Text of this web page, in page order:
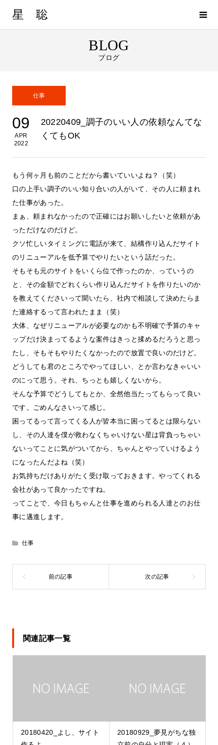
星 聡
BLOG
ブログ
仕事
09
APR
2022
20220409_調子のいい人の依頼なんてな
くてもOK
もう何ヶ月も前のことだから書いていいよね？（笑）
口の上手い調子のいい知り合いの人がいて、その人に頼まれ
た仕事があった。
まぁ、頼まれなかったので正確にはお願いしたいと依頼があ
っただけなのだけど。
クソ忙しいタイミングに電話が来て、結構作り込んだサイト
のリニューアルを低予算でやりたいという話だった。
そもそも元のサイトをいくら位で作ったのか、っていうの
と、その金額でどれくらい作り込んだサイトを作りたいのか
を教えてくださいって聞いたら、社内で相談して決めたらま
た連絡するって言われたまま（笑）
大体、なぜリニューアルが必要なのかも不明確で予算のキャ
ップだけ決まってるような案件はきっと揉めるだろうと思っ
たし、そもそもやりたくなかったので放置で良いのだけど。
どうしても君のところでやってほしい、とか言わなきゃいい
のにって思う。それ、ちっとも嬉しくないから。
そんな予算でどうしてもとか、全然他当たってもらって良い
です。ごめんなさいって感じ。
困ってるって言ってくる人が皆本当に困ってるとは限らない
し、その人達を僕が救わなくちゃいけない星は背負っちゃい
ないってことに気がついてから、ちゃんとやっていけるよう
になったんだよね（笑）
お気持ちだけありがたく受け取っておきます。やってくれる
会社があって良かったですね。
ってことで、今日もちゃんと仕事を進められる人達とのお仕
事に邁進します。
仕事
関連記事一覧
20180420_よし、サイト
20180929_夢見がちな独